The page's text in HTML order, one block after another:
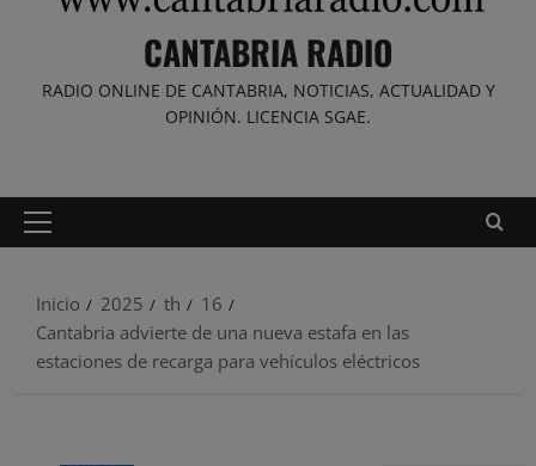
CANTABRIA RADIO
RADIO ONLINE DE CANTABRIA, NOTICIAS, ACTUALIDAD Y
OPINIÓN. LICENCIA SGAE.
Menú
Inicio
2025 th
16
Cantabria advierte de una nueva estafa en las
estaciones de recarga para vehículos eléctricos